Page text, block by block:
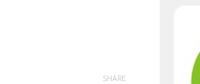
SHARE